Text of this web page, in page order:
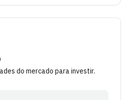
do mercado para investir.